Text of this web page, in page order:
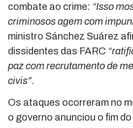
combate ao crime: “Isso
criminosos agem com
ministro Sánchez Suárez
dissidentes das FARC
paz com recrutamento de
civis”.
Os ataques ocorreram no
o governo anunciou o fim